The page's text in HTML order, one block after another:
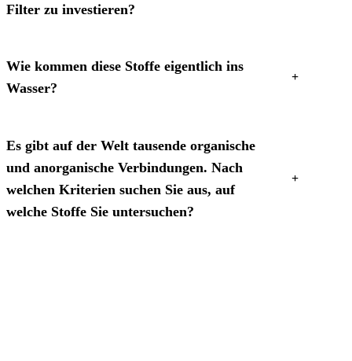
Filter zu investieren?
Wie kommen diese Stoffe eigentlich ins
Wasser?
Es gibt auf der Welt tausende organische
und anorganische Verbindungen. Nach
welchen Kriterien suchen Sie aus, auf
welche Stoffe Sie untersuchen?